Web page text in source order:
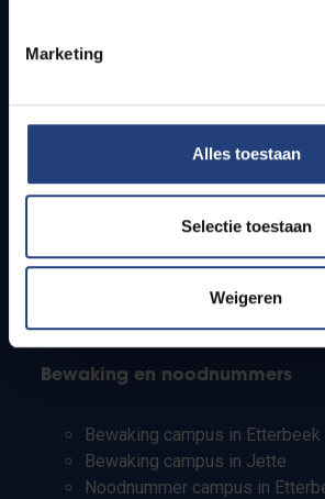
Marketing
Alles toestaan
Selectie toestaan
Weigeren
Studenten
PhD-studenten
Leerkrachten en secundaire
Bewaking en noodnummers
Bewaking campus in Etterbeek
Bewaking campus in Jette
Noodnummer campus in